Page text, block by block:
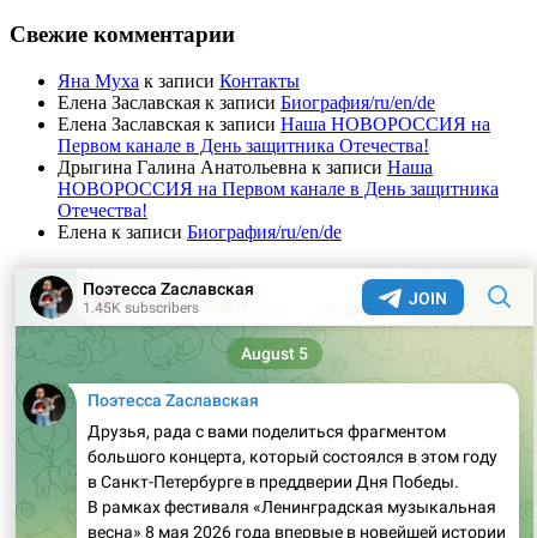
Свежие комментарии
Яна Муха к записи Контакты
Елена Заславская к записи Биография/ru/en/de
Елена Заславская к записи Наша НОВОРОССИЯ на
Первом канале в День защитника Отечества!
Дрыгина Галина Анатольевна к записи Наша
НОВОРОССИЯ на Первом канале в День защитника
Отечества!
Елена к записи Биография/ru/en/de